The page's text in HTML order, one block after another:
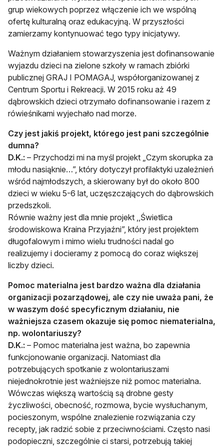
grup wiekowych poprzez włączenie ich we wspólną
ofertę kulturalną oraz edukacyjną. W przyszłości
zamierzamy kontynuować tego typy inicjatywy.
Ważnym działaniem stowarzyszenia jest dofinansowanie
wyjazdu dzieci na zielone szkoły w ramach zbiórki
publicznej GRAJ I POMAGAJ, współorganizowanej z
Centrum Sportu i Rekreacji. W 2015 roku aż 49
dąbrowskich dzieci otrzymało dofinansowanie i razem z
rówieśnikami wyjechało nad morze.
Czy jest jakiś projekt, którego jest pani szczególnie
dumna?
D.K.: – Przychodzi mi na myśl projekt „Czym skorupka za
młodu nasiąknie…”, który dotyczył profilaktyki uzależnień
wśród najmłodszych, a skierowany był do około 800
dzieci w wieku 5-6 lat, uczęszczających do dąbrowskich
przedszkoli.
Równie ważny jest dla mnie projekt ,,Świetlica
środowiskowa Kraina Przyjaźni”, który jest projektem
długofalowym i mimo wielu trudności nadal go
realizujemy i docieramy z pomocą do coraz większej
liczby dzieci.
Pomoc materialna jest bardzo ważna dla działania
organizacji pozarządowej, ale czy nie uważa pani, że
w waszym dość specyficznym działaniu, nie
ważniejsza czasem okazuje się pomoc niematerialna,
np. wolontariuszy?
D.K.: – Pomoc materialna jest ważna, bo zapewnia
funkcjonowanie organizacji. Natomiast dla
potrzebujących spotkanie z wolontariuszami
niejednokrotnie jest ważniejsze niż pomoc materialna.
Wówczas większą wartością są drobne gesty
życzliwości, obecność, rozmowa, bycie wysłuchanym,
pocieszonym, wspólne znalezienie rozwiązania czy
recepty, jak radzić sobie z przeciwnościami. Często nasi
podopieczni, szczególnie ci starsi, potrzebują takiej